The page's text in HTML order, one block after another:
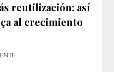
reutilización: así
al crecimiento